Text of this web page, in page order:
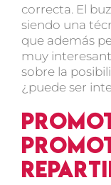
correcta. El
siendo una
que además
muy
sobre la
¿puede ser